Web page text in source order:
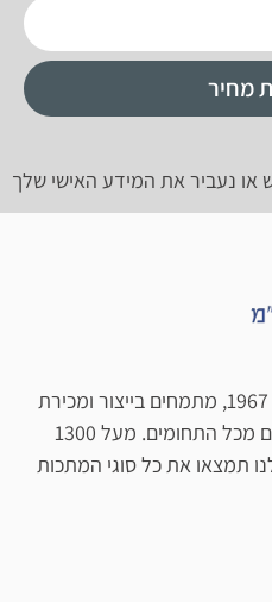
מחיר
נעביר את המידע האישי שלך
מתכות "ארד" בע"מ מאז שנת 1967, מתמחים בייצור ומכירת
פרופילי אלומיניום לבעלי עסקים מכל התחומים. מעל 1300
תמצאו את כל סוגי המתכות